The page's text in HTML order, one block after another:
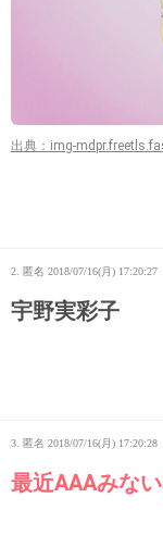
出典：img-
2. 匿名 2018/07/16(月) 17:20:27
宇野実彩子
3. 匿名 2018/07/16(月) 17:20:28
最近AAAみな